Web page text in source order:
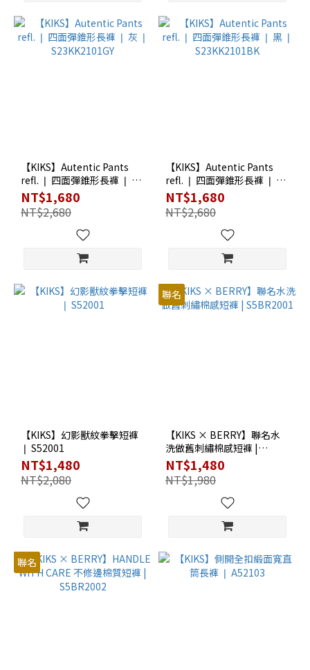
【KIKS】Autentic Pants
refl. ❘ 四面彈錐形長褲 ❘ 灰
❘ S23KK2101GY
NT$1,680
NT$2,680
【KIKS】Autentic Pants
refl. ❘ 四面彈錐形長褲 ❘ 黑
❘ S23KK2101BK
NT$1,680
NT$2,680
【KIKS】幻影獸紋拳擊短褲
❘ S52001
NT$1,480
NT$2,080
聯名
【KIKS × BERRY】聯名水
洗做舊刺繡棉感短褲 |
S5BR2001
NT$1,480
NT$1,980
聯名